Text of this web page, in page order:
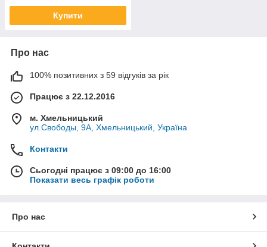
Купити
Про нас
100% позитивних з 59 відгуків за рік
Працює з 22.12.2016
м. Хмельницький
ул.Свободы, 9А, Хмельницький, Україна
Контакти
Сьогодні працює з 09:00 до 16:00
Показати весь графік роботи
Про нас